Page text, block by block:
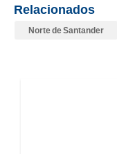
Relacionados
Norte de Santander